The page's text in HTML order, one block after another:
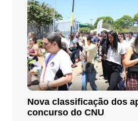
Nova classificação dos
concurso do CNU